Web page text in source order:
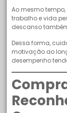
Ao mesmo
trabalho e vida
descanso
Dessa forma,
motivação ao
desempenho